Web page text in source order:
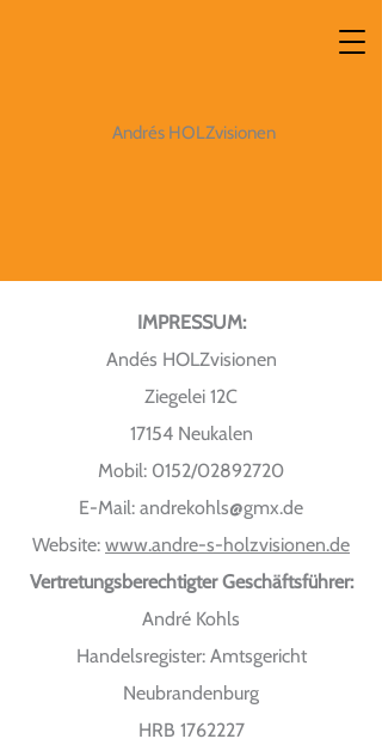
Andrés HOLZvisionen
IMPRESSUM:
Andés HOLZvisionen
Ziegelei 12C
17154 Neukalen
Mobil: 0152/02892720
E-Mail: andrekohls@gmx.de
Website: www.andre-s-holzvisionen.de
Vertretungsberechtigter Geschäftsführer:
André Kohls
Handelsregister: Amtsgericht
Neubrandenburg
HRB 1762227